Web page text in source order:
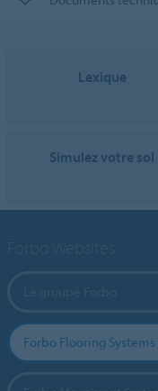
Lexique
Simulez votre sol
Forbo Flooring Systems